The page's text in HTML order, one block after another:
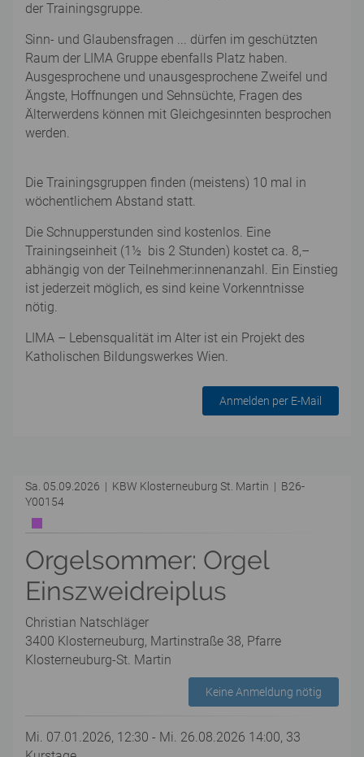
der Trainingsgruppe.
Sinn- und Glaubensfragen ... dürfen im geschützten
Raum der LIMA Gruppe ebenfalls Platz haben.
Ausgesprochene und unausgesprochene Zweifel und
Ängste, Hoffnungen und Sehnsüchte, Fragen des
Älterwerdens können mit Gleichgesinnten besprochen
werden.
Die Trainingsgruppen finden (meistens) 10 mal in
wöchentlichem Abstand statt.
Die Schnupperstunden sind kostenlos. Eine
Trainingseinheit (1½ bis 2 Stunden) kostet ca. 8,–
abhängig von der Teilnehmer:innenanzahl. Ein Einstieg
ist jederzeit möglich, es sind keine Vorkenntnisse
nötig.
LIMA – Lebensqualität im Alter ist ein Projekt des
Katholischen Bildungswerkes Wien.
Anmelden per E-Mail
Sa. 05.09.2026 | KBW Klosterneuburg St. Martin | B26-
Y00154
Orgelsommer: Orgel
Einszweidreiplus
Christian Natschläger
3400 Klosterneuburg, Martinstraße 38, Pfarre
Klosterneuburg-St. Martin
Keine Anmeldung nötig
Mi. 07.01.2026, 12:30 - Mi. 26.08.2026 14:00, 33